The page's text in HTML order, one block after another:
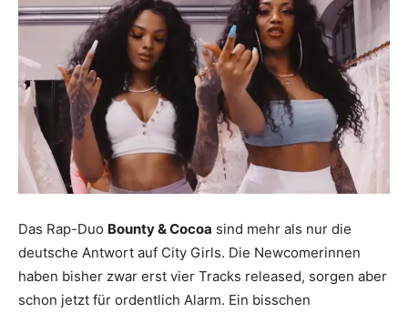
Das Rap-Duo Bounty & Cocoa sind mehr als nur die
deutsche Antwort auf City Girls. Die Newcomerinnen
haben bisher zwar erst vier Tracks released, sorgen aber
schon jetzt für ordentlich Alarm. Ein bisschen